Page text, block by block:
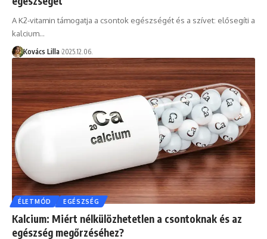
A K2-vitamin támogatja a csontok egészségét és a szívet: elősegíti a
kalcium…
Kovács Lilla 2025.12.06.
ÉLETMÓD EGÉSZSÉG
Kalcium: Miért nélkülözhetetlen a csontoknak és az
egészség megőrzéséhez?